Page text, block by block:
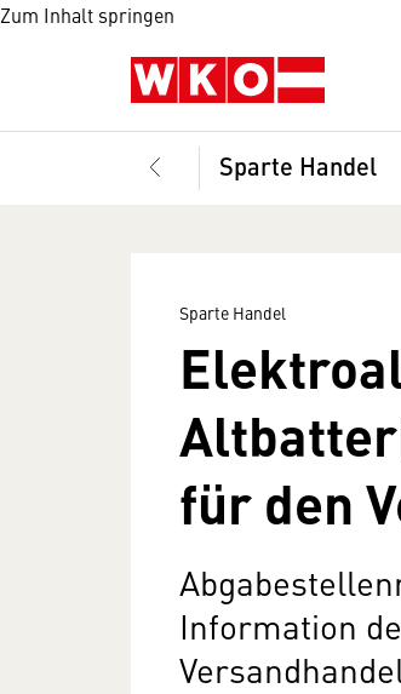
Zum Inhalt springen
Sparte Handel
Sparte Handel
für den
Information